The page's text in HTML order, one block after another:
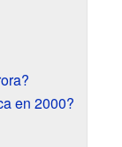
en 2000?